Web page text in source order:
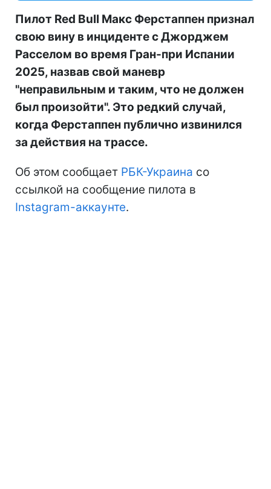
Пилот Red Bull Макс Ферстаппен признал
свою вину в инциденте с Джорджем
Расселом во время Гран-при Испании
2025, назвав свой маневр
"неправильным и таким, что не должен
был произойти". Это редкий случай,
когда Ферстаппен публично извинился
за действия на трассе.
Об этом сообщает РБК-Украина со
ссылкой на сообщение пилота в
Instagram-аккаунте.